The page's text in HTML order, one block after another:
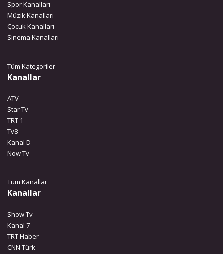
Spor Kanalları
Müzik Kanalları
Çocuk Kanalları
Sinema Kanalları
Tüm Kategoriler
Kanallar
ATV
Star Tv
TRT 1
Tv8
Kanal D
Now Tv
Tüm Kanallar
Kanallar
Show Tv
Kanal 7
TRT Haber
CNN Türk